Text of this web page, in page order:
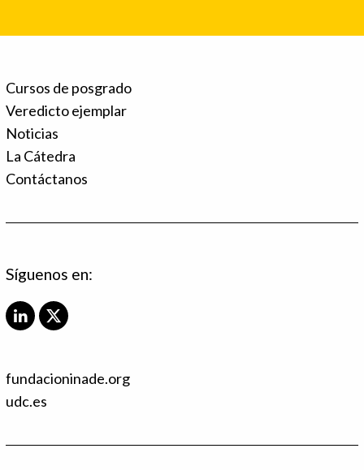
Cursos de posgrado
Veredicto ejemplar
Noticias
La Cátedra
Contáctanos
Síguenos en:
L
e
d
X
t
fundacioninade.org
udc.es